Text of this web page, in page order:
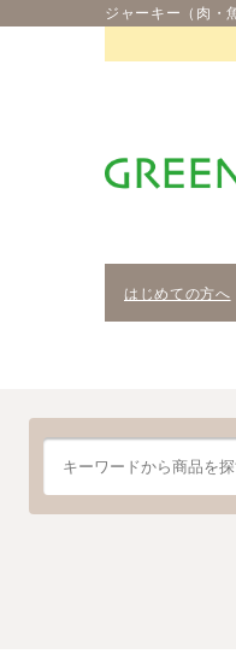
ジャーキー（肉・
はじめての方へ